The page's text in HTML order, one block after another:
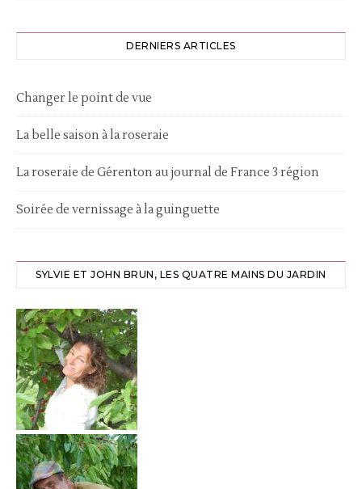
DERNIERS ARTICLES
Changer le point de vue
La belle saison à la roseraie
La roseraie de Gérenton au journal de France 3 région
Soirée de vernissage à la guinguette
SYLVIE ET JOHN BRUN, LES QUATRE MAINS DU JARDIN